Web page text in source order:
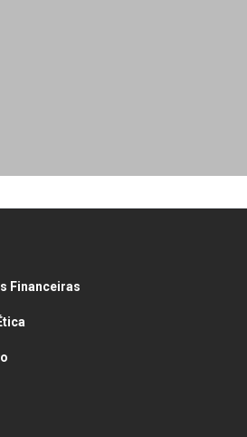
Financeiras